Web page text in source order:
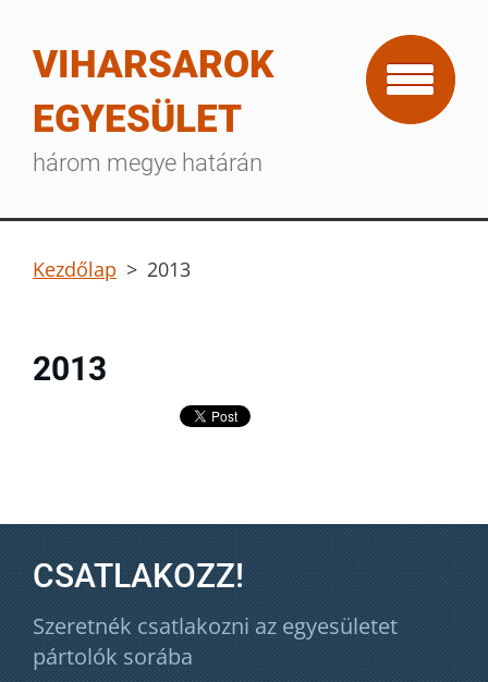
VIHARSAROK
EGYESÜLET
három megye határán
Kezdőlap > 2013
2013
CSATLAKOZZ!
Szeretnék csatlakozni az egyesületet
pártolók sorába